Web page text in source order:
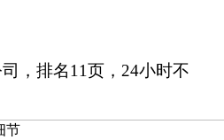
，排名11页，24小时不